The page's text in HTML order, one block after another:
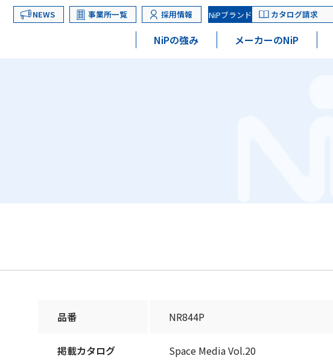
NEWS 事業所一覧 採用情報 NiPブランド カタログ請求
NiPの強み メーカーのNiP
品番 NR844P
掲載カタログ Space Media Vol.20